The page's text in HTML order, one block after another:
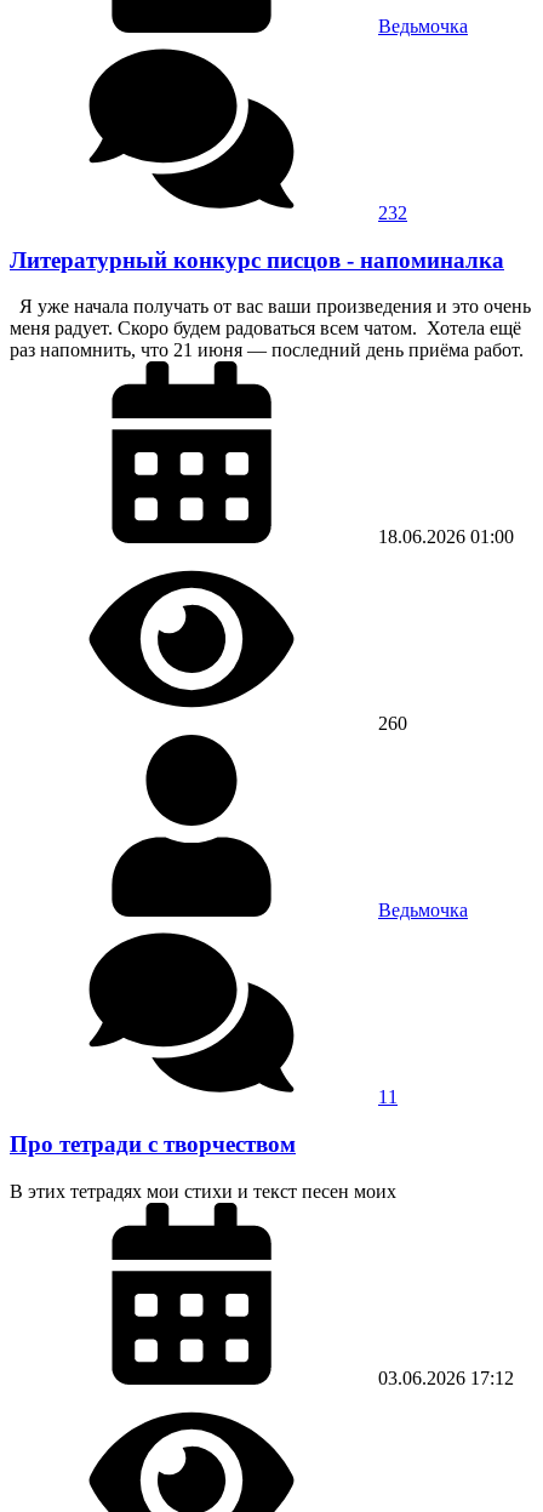
Ведьмочка
232
Литературный конкурс писцов - напоминалка
Я уже начала получать от вас ваши произведения и это очень
меня радует. Скоро будем радоваться всем чатом. Хотела ещё
раз напомнить, что 21 июня — последний день приёма работ.
18.06.2026 01:00
260
Ведьмочка
11
Про тетради с творчеством
В этих тетрадях мои стихи и текст песен моих
03.06.2026 17:12